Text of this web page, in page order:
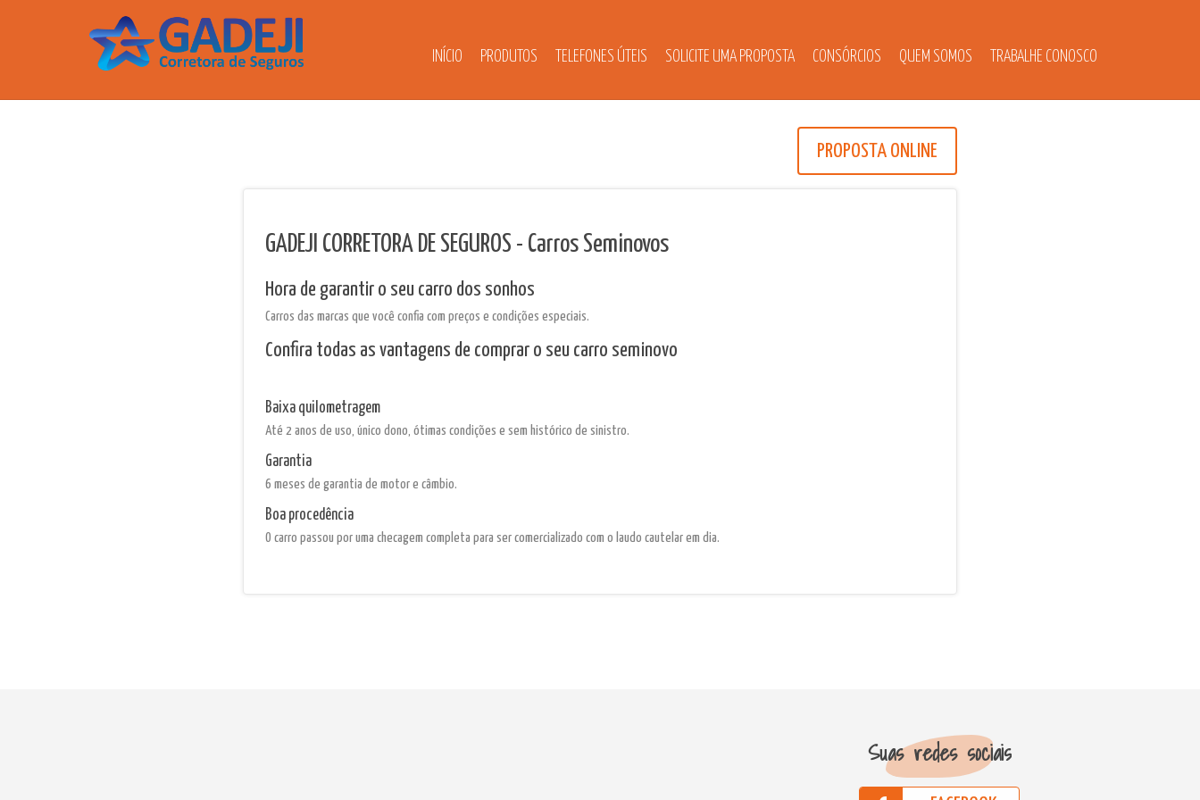
INÍCIO PRODUTOS TELEFONES ÚTEIS SOLICITE UMA PROPOSTA CONSÓRCIOS QUEM SOMOS TRABALHE CONOSCO
PROPOSTA ONLINE
GADEJI CORRETORA DE SEGUROS - Carros Seminovos
Hora de garantir o seu carro dos sonhos
Carros das marcas que você confia com preços e condições especiais.
Confira todas as vantagens de comprar o seu carro seminovo
Baixa quilometragem
Até 2 anos de uso, único dono, ótimas condições e sem histórico de sinistro.
Garantia
6 meses de garantia de motor e câmbio.
Boa procedência
O carro passou por uma checagem completa para ser comercializado com o laudo cautelar em dia.
Suas redes sociais